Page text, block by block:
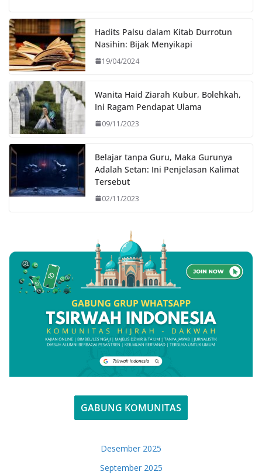
Hadits Palsu dalam Kitab Durrotun
Nasihin: Bijak Menyikapi
19/04/2024
Wanita Haid Ziarah Kubur, Bolehkah,
Ini Ragam Pendapat Ulama
09/11/2023
Belajar tanpa Guru, Maka Gurunya
Adalah Setan: Ini Penjelasan Kalimat
Tersebut
02/11/2023
GABUNG KOMUNITAS
Desember 2025
September 2025